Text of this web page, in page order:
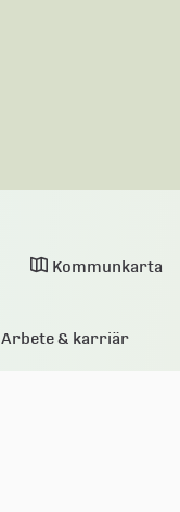
Kommunkarta
Arbete & karriär